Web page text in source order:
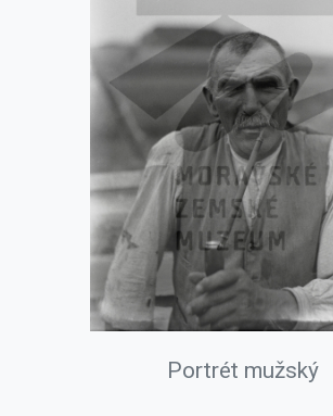
Portrét mužský